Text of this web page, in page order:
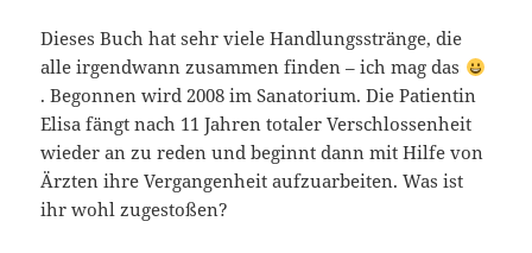
Dieses Buch hat sehr viele Handlungsstränge, die
alle irgendwann zusammen finden – ich mag das
. Begonnen wird 2008 im Sanatorium. Die Patientin
Elisa fängt nach 11 Jahren totaler Verschlossenheit
wieder an zu reden und beginnt dann mit Hilfe von
Ärzten ihre Vergangenheit aufzuarbeiten. Was ist
ihr wohl zugestoßen?